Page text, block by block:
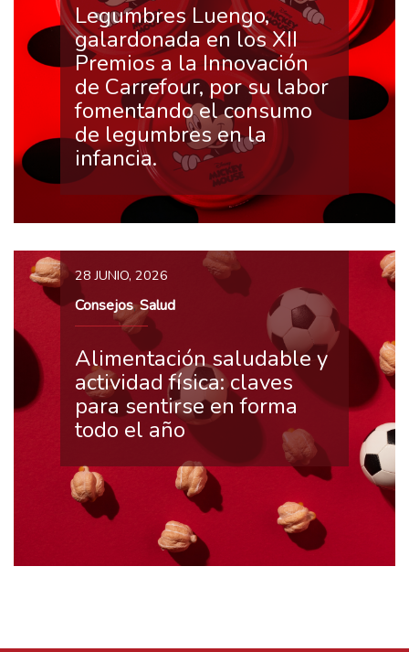
Legumbres Luengo,
galardonada en los XII
Premios a la Innovación
de Carrefour, por su labor
fomentando el consumo
de legumbres en la
infancia.
28 JUNIO, 2026
Consejos,Salud
Alimentación saludable y
actividad física: claves
para sentirse en forma
todo el año